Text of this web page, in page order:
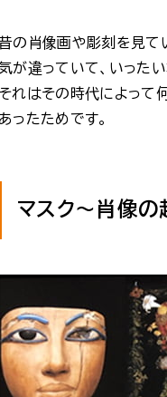
の肖像画や彫刻を見て
が違っていて、いった
それはその時代によって
あったためです。
マスク～肖像の